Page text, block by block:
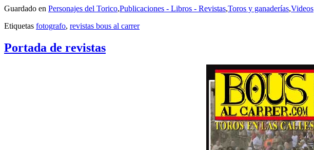
Guardado en Personajes del Torico,Publicaciones - Libros - Revistas,Toros y ganaderías,Videos
Etiquetas fotografo, revistas bous al carrer
Portada de revistas